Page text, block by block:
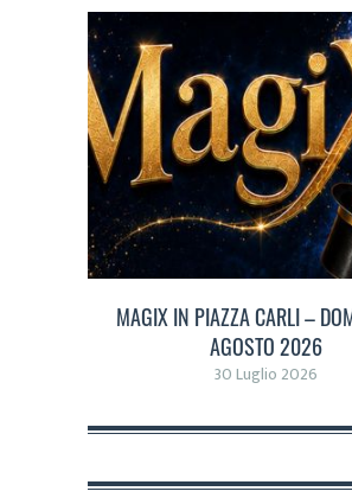
MAGIX IN PIAZZA CARLI –
AGOSTO 2026
30 Luglio 2026